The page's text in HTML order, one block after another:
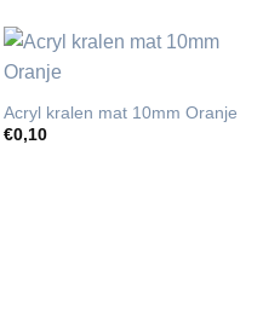
Acryl kralen mat 10mm Oranje
€0,10